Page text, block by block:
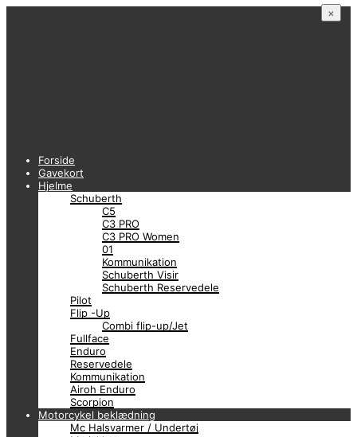
Forside
Gavekort
Hjelme
Schuberth
C5
C3 PRO
C3 PRO Women
01
Kommunikation
Schuberth Visir
Schuberth Reservedele
Pilot
Flip -Up
Combi flip-up/Jet
Fullface
Enduro
Reservedele
Kommunikation
Airoh Enduro
Scorpion
Motorcykel beklædning
Mc Halsvarmer / Undertøj
×